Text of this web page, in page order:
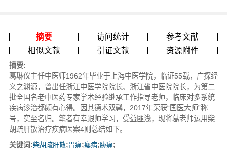
摘要 访问统计
参考文献
相似文献
引证文献 资源附件
摘要:
葛琳仪主任中医师1962年毕业于上海中医学院，临证55载，广探经
义之渊源，曾出任浙江中医学院院长、浙江省中医院院长，为第二
批全国名老中医药专家学术经验继承工作指导老师，临床对多系统
疾病诊治都颇有心得。因其德术双馨，2017年荣获“国医大师”称
号，实至名归。笔者有幸跟师学习，受益匪浅，现将葛老师运用柴
胡疏肝散治疗疾病医案4则总结如下。
关键词:柴胡疏肝散;胃痛;瘿病;胁痛;